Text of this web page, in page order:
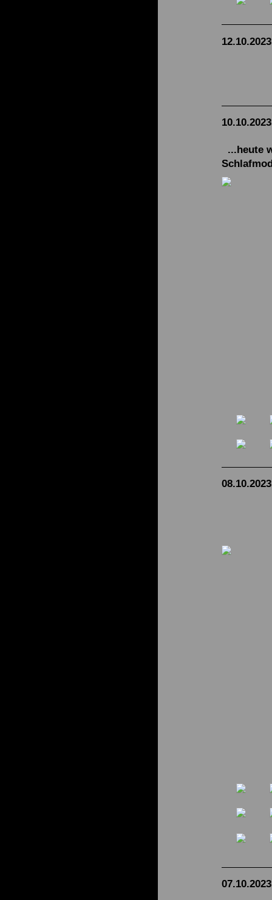
12.10.2023
10.10.2023
...heute
08.10.2023
07.10.2023